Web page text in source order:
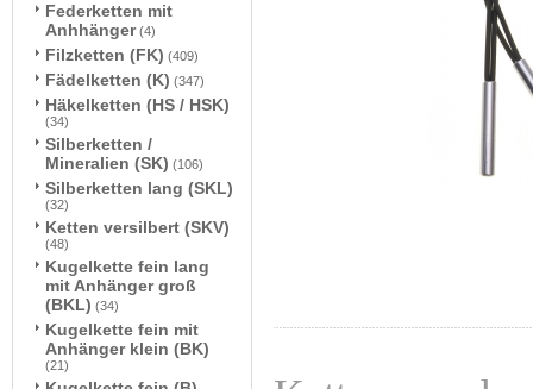
Federketten mit
Anhhänger (4)
Filzketten (FK) (409)
Fädelketten (K) (347)
Häkelketten (HS / HSK)
(34)
Silberketten /
Mineralien (SK) (106)
Silberketten lang (SKL)
(32)
Ketten versilbert (SKV)
(48)
Kugelkette fein lang
mit Anhänger groß
(BKL) (34)
Kugelkette fein mit
Anhänger klein (BK)
(21)